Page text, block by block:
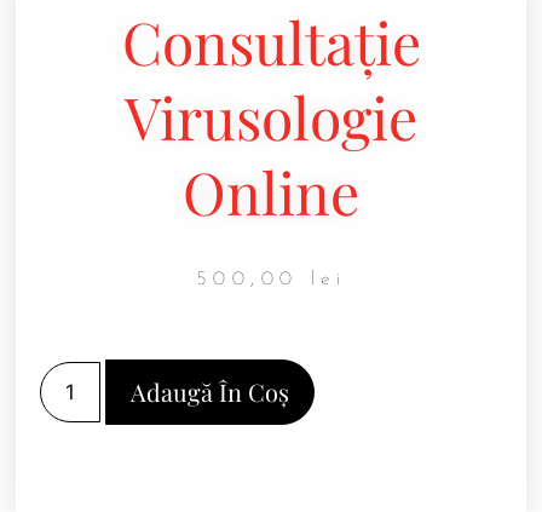
Consultație
Virusologie
Online
500,00 lei
Adaugă În Coș